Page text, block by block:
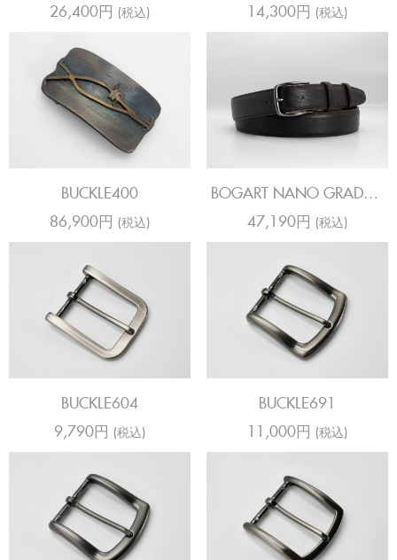
26,400円 (税込) 14,300円 (税込)
BUCKLE400
86,900円 (税込)
BOGART NANO GRADOS
T MORO
47,190円 (税込)
BUCKLE604
9,790円 (税込)
BUCKLE691
11,000円 (税込)